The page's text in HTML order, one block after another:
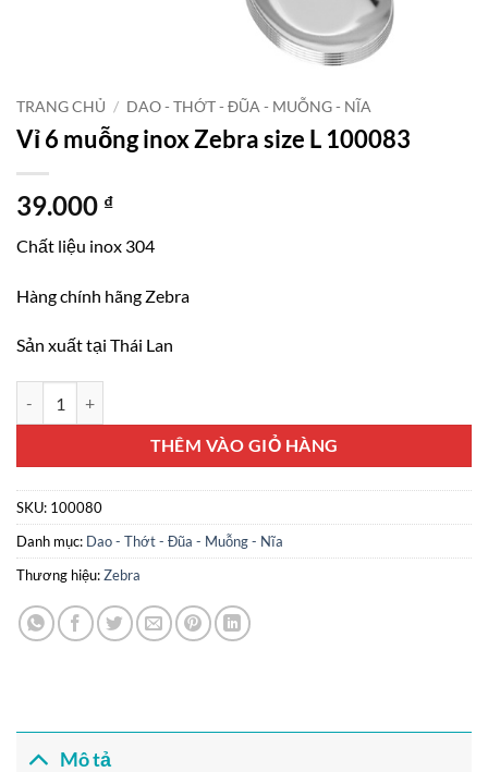
TRANG CHỦ / DAO - THỚT - ĐŨA - MUỖNG - NĨA
Vỉ 6 muỗng inox Zebra size L 100083
39.000 ₫
Chất liệu inox 304
Hàng chính hãng Zebra
Sản xuất tại Thái Lan
THÊM VÀO GIỎ HÀNG
SKU: 100080
Danh mục: Dao - Thớt - Đũa - Muỗng - Nĩa
Thương hiệu:Zebra
Mô tả